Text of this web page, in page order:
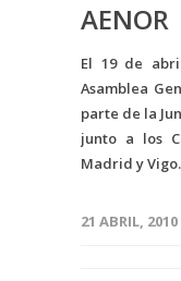
AENOR
El 19 de
Asamblea
parte de la
junto a los
Madrid y Vigo.
21 ABRIL, 2010